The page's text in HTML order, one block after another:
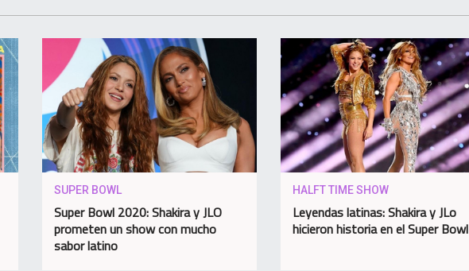
SUPER BOWL
Super Bowl 2020: Shakira y JLO
prometen un show con mucho
sabor latino
HALFT TIME SHOW
Leyendas latinas: Shakira y JLo
hicieron historia en el Super Bowl